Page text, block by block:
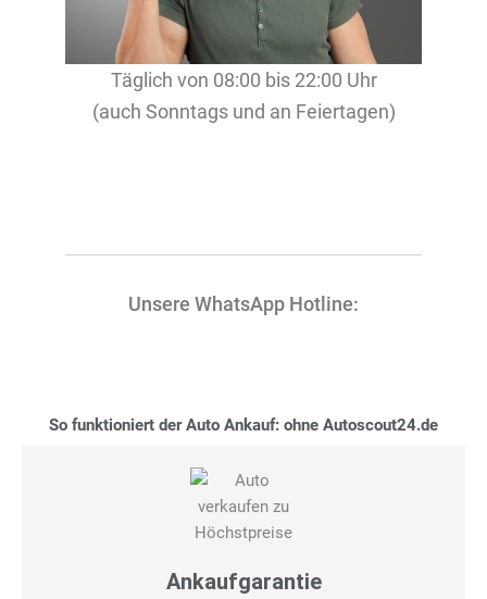
Täglich von 08:00 bis 22:00 Uhr
(auch Sonntags und an Feiertagen)
Unsere WhatsApp Hotline:
So funktioniert der Auto Ankauf: ohne Autoscout24.de
Ankaufgarantie